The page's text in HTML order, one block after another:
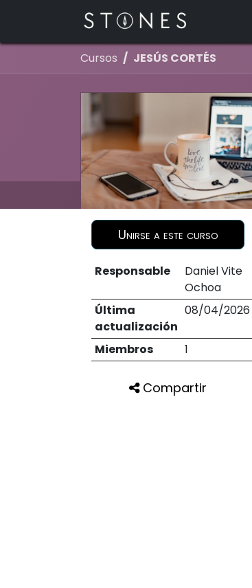
Ir al contenido
Cursos JESÚS CORTÉS
Unirse a este curso
Responsable
Daniel Vite
Ochoa
Última
actualización
08/04/2026
Miembros 1
Compartir